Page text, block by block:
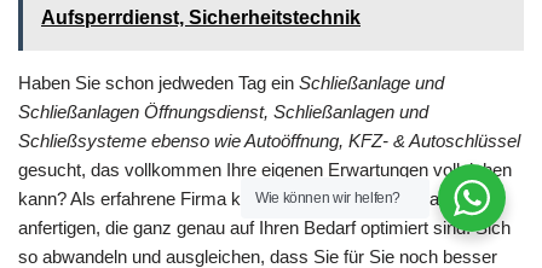
Aufsperrdienst, Sicherheitstechnik
Haben Sie schon jedweden Tag ein Schließanlage und
Schließanlagen Öffnungsdienst, Schließanlagen und
Schließsysteme ebenso wie Autoöffnung, KFZ- & Autoschlüssel
gesucht, das vollkommen Ihre eigenen Erwartungen vollziehen
kann? Als erfahrene Firma können wir Ihnen Schließanlagen
anfertigen, die ganz genau auf Ihren Bedarf optimiert sind. Sich
so abwandeln und ausgleichen, dass Sie für Sie noch besser
Wie können wir helfen?